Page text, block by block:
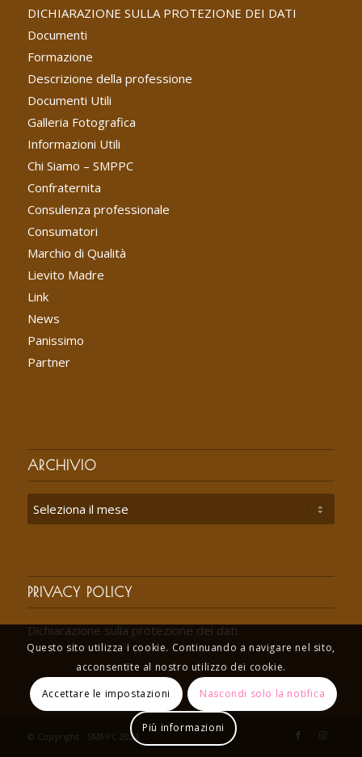
DICHIARAZIONE SULLA PROTEZIONE DEI DATI
Documenti
Formazione
Descrizione della professione
Documenti Utili
Galleria Fotografica
Informazioni Utili
Chi Siamo – SMPPC
Confraternita
Consulenza professionale
Consumatori
Marchio di Qualità
Lievito Madre
Link
News
Panissimo
Partner
ARCHIVIO
PRIVACY POLICY
Dichiarazione sulla protezione dei dati
© Copyright - SMPPC 2024
Questo sito utilizza i cookie. Continuando a navigare nel sito,
acconsentite al nostro utilizzo dei cookie.
Accettare le impostazioni
Nascondi solo la notifica
Più informazioni